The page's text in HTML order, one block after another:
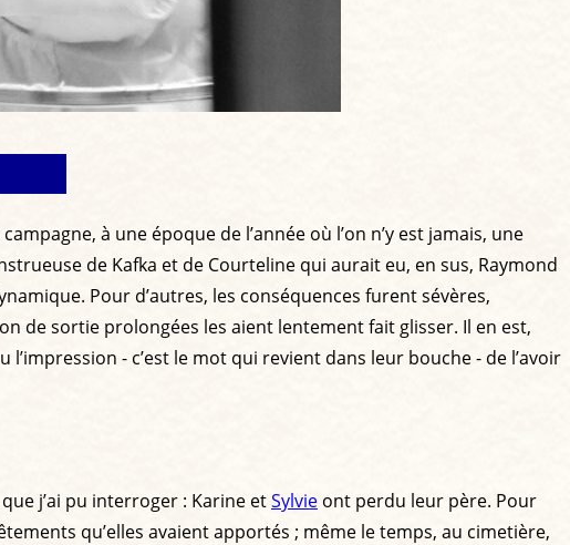
à une époque de l’année où l’on n’y est jamais, une
de Kafka et de Courteline qui aurait eu, en sus, Raymond
Pour d’autres, les conséquences furent sévères,
de sortie prolongées les aient lentement fait glisser. Il en est,
- c’est le mot qui revient dans leur bouche - de l’avoir
j’ai pu interroger : Karine etSylvie ont perdu leur père. Pour
qu’elles avaient apportés ; même le temps, au cimetière,